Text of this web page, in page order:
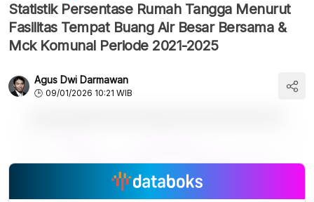
Statistik Persentase Rumah Tangga Menurut
Fasilitas Tempat Buang Air Besar Bersama &
Mck Komunal Periode 2021-2025
Agus Dwi Darmawan
09/01/2026 10:21 WIB